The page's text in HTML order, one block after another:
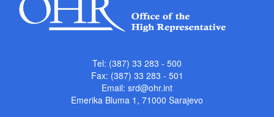
Tel: (387) 33 283 - 500
Fax: (387) 33 283 - 501
Email: srd@ohr.int
Emerika Bluma 1, 71000 Sarajevo